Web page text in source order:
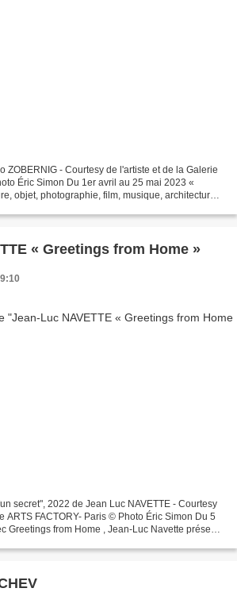
ZOBERNIG - Courtesy de l'artiste et de la Galerie
Éric Simon Du 1er avril au 25 mai 2023 «
objet, photographie, film, musique, architecture,
« Greetings from Home »
secret", 2022 de Jean Luc NAVETTE - Courtesy
ARTS FACTORY- Paris © Photo Éric Simon Du 5
Greetings from Home , Jean-Luc Navette présente